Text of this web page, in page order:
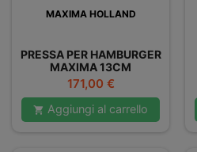
MAXIMA HOLLAND
PRESSA PER HAMBURGER
MAXIMA 13CM
Prezzo
171,00 €
 Aggiungi al carrello